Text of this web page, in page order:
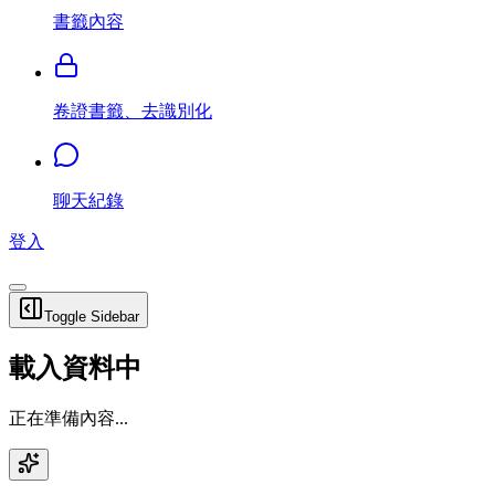
書籤內容
卷證書籤、去識別化
聊天紀錄
登入
Toggle Sidebar
載入資料中
正在準備內容...